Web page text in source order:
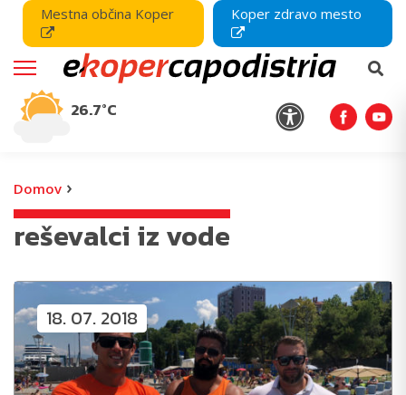
Mestna občina Koper Koper zdravo mesto
26.7°C
Domov ›
reševalci iz vode
18. 07. 2018